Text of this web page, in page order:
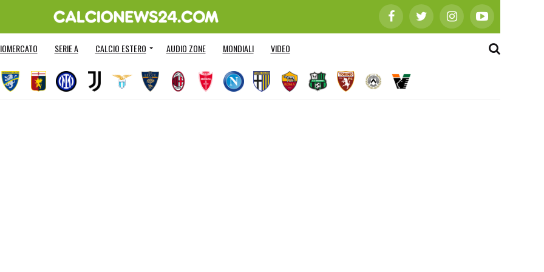
SERIE A CALCIO ESTERO AUDIO ZONE MONDIALI VIDEO